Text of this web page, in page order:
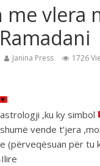
vlera
Janina Press 1726
,ku ky simbol
vende t’jera
(përveqësuan për tu